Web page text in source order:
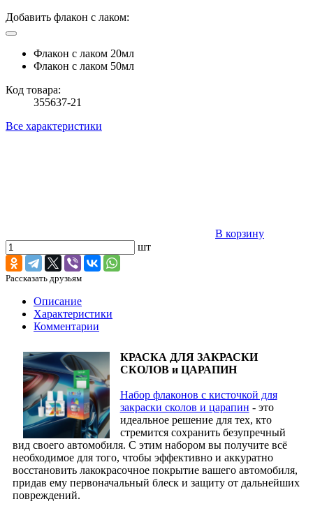
Добавить флакон с лаком:
Флакон с лаком 20мл
Флакон с лаком 50мл
Код товара:
355637-21
Все характеристики
В корзину
шт
Рассказать друзьям
Описание
Характеристики
Комментарии
КРАСКА ДЛЯ ЗАКРАСКИ
СКОЛОВ и ЦАРАПИН
Набор флаконов с кисточкой для
закраски сколов и царапин - это
идеальное решение для тех, кто
стремится сохранить безупречный
вид своего автомобиля. С этим набором вы получите всё
необходимое для того, чтобы эффективно и аккуратно
восстановить лакокрасочное покрытие вашего автомобиля,
придав ему первоначальный блеск и защиту от дальнейших
повреждений.